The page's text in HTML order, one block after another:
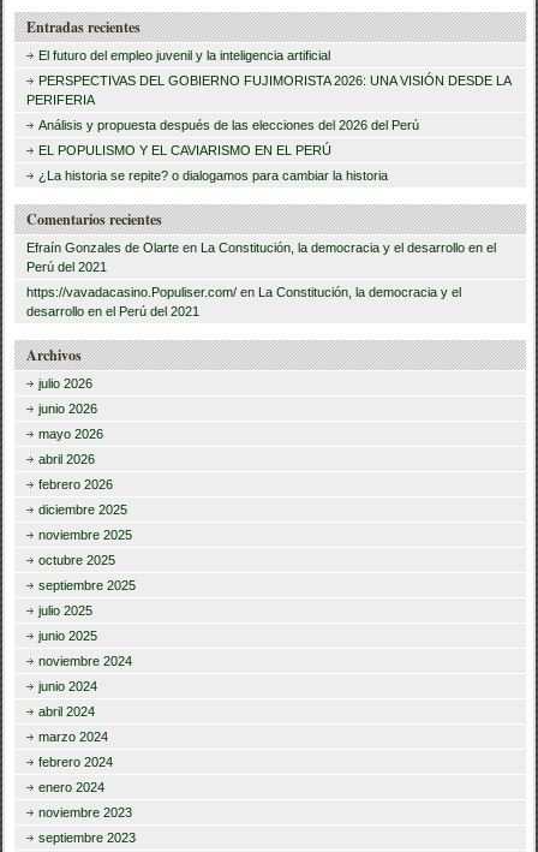
u
s
c
a
:
Entradas recientes
El futuro del empleo juvenil y la inteligencia artificial
PERSPECTIVAS DEL GOBIERNO FUJIMORISTA 2026: UNA VISIÓN DESDE LA
PERIFERIA
Análisis y propuesta después de las elecciones del 2026 del Perú
EL POPULISMO Y EL CAVIARISMO EN EL PERÚ
¿La historia se repite? o dialogamos para cambiar la historia
Comentarios recientes
Efraín Gonzales de Olarte en La Constitución, la democracia y el desarrollo en el
Perú del 2021
https://vavadacasino.Populiser.com/ en La Constitución, la democracia y el
desarrollo en el Perú del 2021
Archivos
julio 2026
junio 2026
mayo 2026
abril 2026
febrero 2026
diciembre 2025
noviembre 2025
octubre 2025
septiembre 2025
julio 2025
junio 2025
noviembre 2024
junio 2024
abril 2024
marzo 2024
febrero 2024
enero 2024
noviembre 2023
septiembre 2023